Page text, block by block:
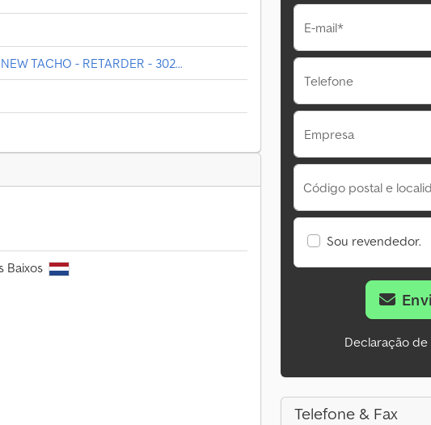
TACHO - RETARDER - 302...
Baixos
E-mail*
Telefone
Empresa
Código postal e
Sou revendedor.
Declaração
Telefone & Fax